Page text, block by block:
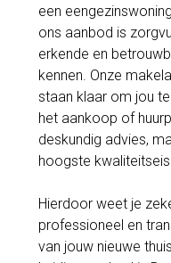
een
ons aanbod is
erkende en
kennen. Onze
staan klaar om jou
het aankoop of
deskundig advies,
hoogste
Hierdoor weet je
professioneel en
van jouw nieuwe